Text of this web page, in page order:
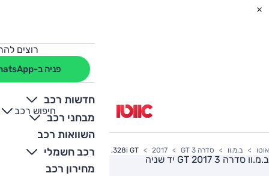
רוצים
פניה ב-WhatsApp
חדשות רכב
מבחני רכב
השוואות רכב
רכב חשמלי
מחירון רכב
חיפוש רכב
+
-
אוטו ב.מ.וו סדרה 3 GT 2017 328i GT, אוט', Business 2.0T
ב.מ.וו סדרה 3 GT 2017 יד שניה